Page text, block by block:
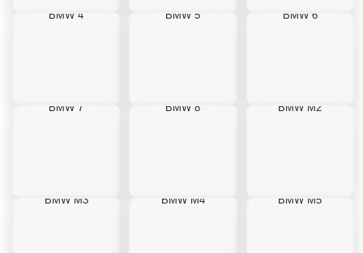
BMW 4 BMW 5 BMW 6
BMW 7 BMW 8 BMW M2
BMW M3 BMW M4 BMW M5